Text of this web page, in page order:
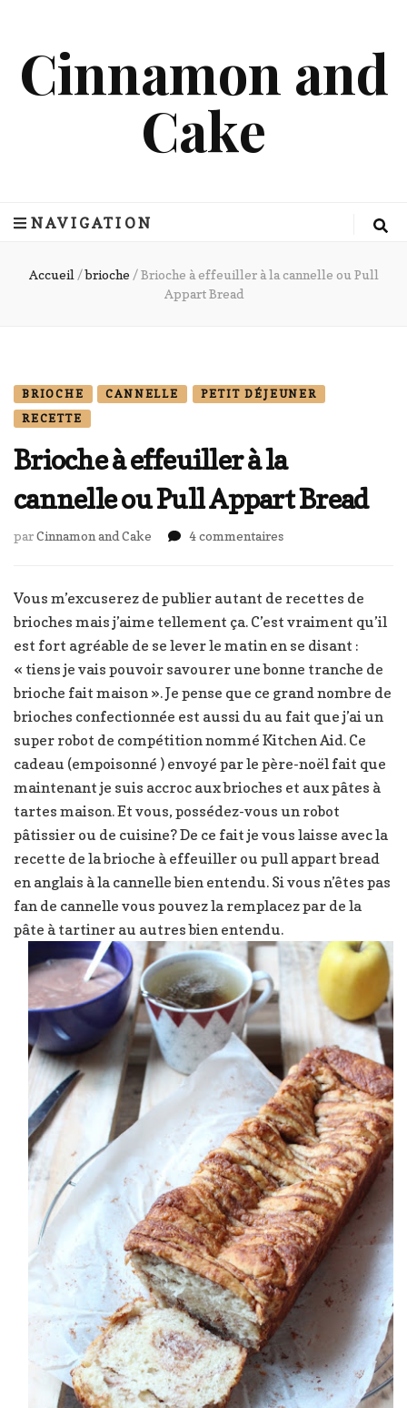
Cinnamon and
Cake
NAVIGATION
Accueil /brioche / Brioche à effeuiller à la cannelle ou Pull
Appart Bread
BRIOCHE CANNELLE
PETIT DÉJEUNER
RECETTE
Brioche à effeuiller à la
cannelle ou Pull Appart Bread
parCinnamon and Cake 4 commentairessur
effeuiller
la
cannelle
ou
Pull
Bread
Vous m’excuserez de publier autant de recettes de
brioches mais j’aime tellement ça. C’est vraiment qu’il
est fort agréable de se lever le matin en se disant :
« tiens je vais pouvoir savourer une bonne tranche de
brioche fait maison ». Je pense que ce grand nombre de
brioches confectionnée est aussi du au fait que j’ai un
super robot de compétition nommé Kitchen Aid. Ce
cadeau (empoisonné ) envoyé par le père-noël fait que
maintenant je suis accroc aux brioches et aux pâtes à
tartes maison. Et vous, possédez-vous un robot
pâtissier ou de cuisine? De ce fait je vous laisse avec la
recette de la brioche à effeuiller ou pull appart bread
en anglais à la cannelle bien entendu. Si vous n’êtes pas
fan de cannelle vous pouvez la remplacez par de la
pâte à tartiner au autres bien entendu.